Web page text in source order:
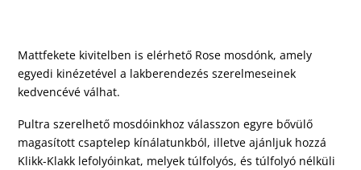
Mattfekete kivitelben is elérhető Rose mosdónk, amely
egyedi kinézetével a lakberendezés szerelmeseinek
kedvencévé válhat.
Pultra szerelhető mosdóinkhoz válasszon egyre bővülő
magasított csaptelep kínálatunkból, illetve ajánljuk hozzá
Klikk-Klakk lefolyóinkat, melyek túlfolyós, és túlfolyó nélküli